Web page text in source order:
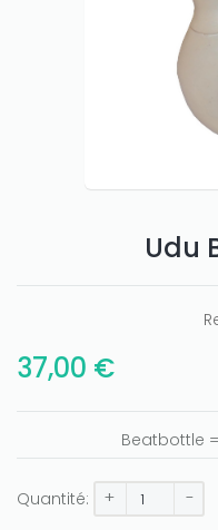
Udu
37,00 €
Beatbottle
Quantité: + -